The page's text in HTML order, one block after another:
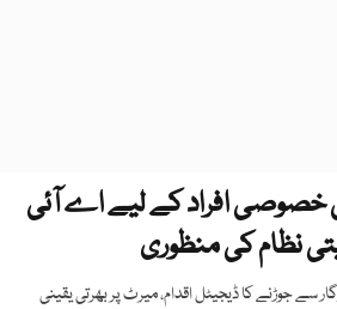
خصوصی افراد کے لیے اے آئی
نظام کی منظوری
سے جوڑنے کا ڈیجیٹل اقدام، میرٹ پر بھرتی یقینی